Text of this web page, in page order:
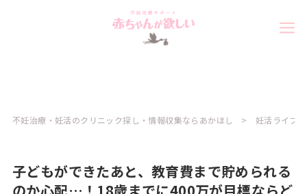
不妊治療・妊活のクリニック探し・情報収集ならあかほし 妊活ライフ
子どもができたあと、教育費まで貯められる